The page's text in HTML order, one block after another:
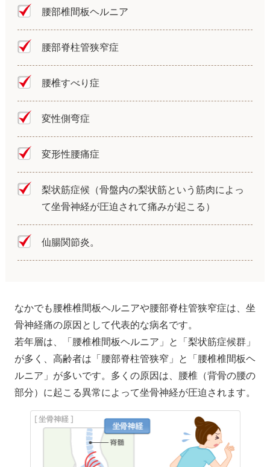
腰部椎間板ヘルニア
腰部脊柱管狭窄症
腰椎すべり症
変性側弯症
変形性腰痛症
梨状筋症候（骨盤内の梨状筋という筋肉によっ
て坐骨神経が圧迫されて痛みが起こる）
仙腸関節炎。
なかでも腰椎椎間板ヘルニアや腰部脊柱管狭窄症は、坐
骨神経痛の原因として代表的な病名です。
若年層は、「腰椎椎間板ヘルニア」と「梨状筋症候群」
が多く、高齢者は「腰部脊柱管狭窄」と「腰椎椎間板ヘ
ルニア」が多いです。多くの原因は、腰椎（背骨の腰の
部分）に起こる異常によって坐骨神経が圧迫されます。